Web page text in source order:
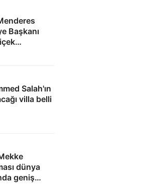
Başkanı
Salah'ın
villa belli
dünya
geniş